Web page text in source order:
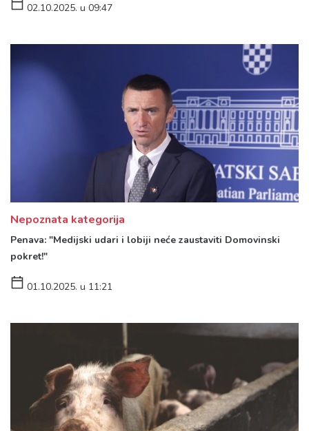
02.10.2025. u 09:47
Nepoznata kategorija
Penava: "Medijski udari i lobiji neće zaustaviti Domovinski
pokret!"
01.10.2025. u 11:21